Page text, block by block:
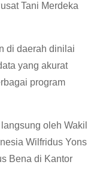
Tani Merdeka
di daerah dinilai
yang akurat
program
oleh Wakil
Wilfridus Yons
Bena di Kantor